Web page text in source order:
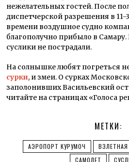
нежелательных гостей.После
диспетчерской разрешения в 11-
времени воздушное судно
благополучно прибыло в
суслики не пострадали.
На солнышке любят погреться
сурки, и змеи. О сурках
заполонивших Васильевский
читайте на страницах «Голоса
МЕТКИ:
АЭРОПОРТ КУРУМОЧ
САМОЛЕТ